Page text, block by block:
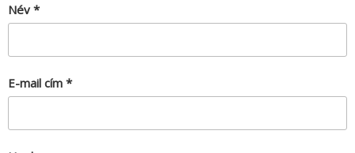
Név *
E-mail cím *